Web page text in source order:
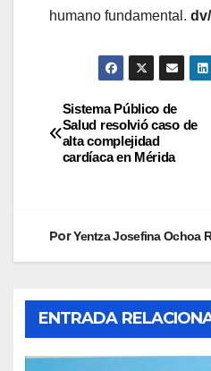
humano fundamental.
Sistema Público de
Salud resolvió caso de
alta complejidad
cardíaca en Mérida
PorYentza Josefina Ochoa
ENTRADA